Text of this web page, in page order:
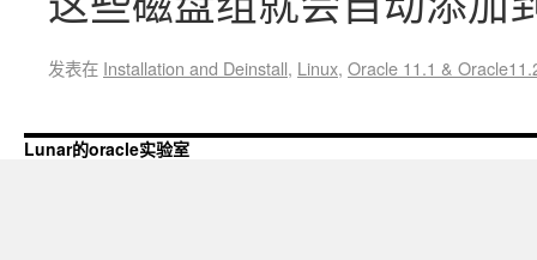
发表在 Installation and Deinstall, Linux, Oracle 11.1 &
Lunar的oracle实验室